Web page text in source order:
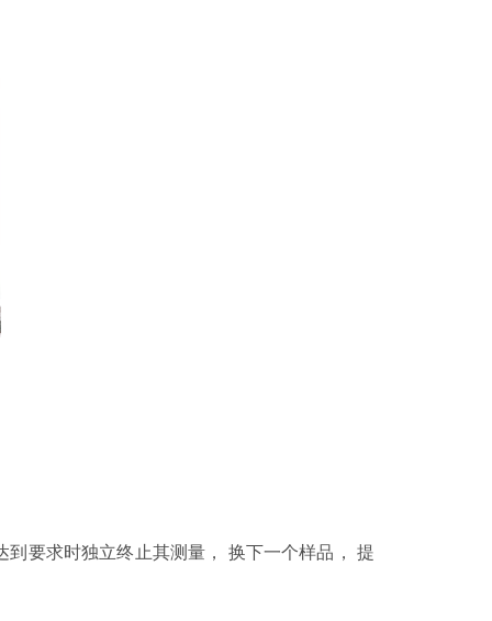
要求时独立终止其测量， 换下一个样品， 提